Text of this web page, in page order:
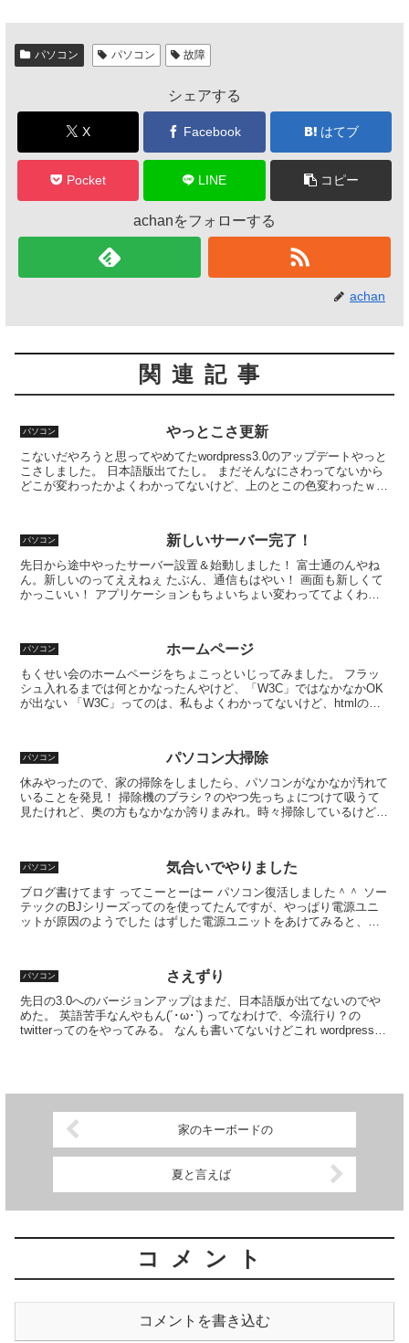
c
e
b
o
k
tt
er
e
パソコン パソコン 故障
シェアする
X Facebook はてブ
Pocket LINE コピー
achanをフォローする
achan
関連記事
パソコン やっとこさ更新
こないだやろうと思ってやめてたwordpress3.0のアップデートやっと
こさしました。 日本語版出てたし。 まだそんなにさわってないから
どこが変わったかよくわかってないけど、上のとこの色変わったｗ
パソコン 新しいサーバー完了！
先日から途中やったサーバー設置＆始動しました！ 富士通のんやね
ん。新しいのってええねぇ たぶん、通信もはやい！ 画面も新しくて
かっこいい！ アプリケーションもちょいちょい変わっててよくわか
パソコン ホームページ
もくせい会のホームページをちょこっといじってみました。 フラッ
シュ入れるまでは何とかなったんやけど、「W3C」ではなかなかOK
が出ない 「W3C」ってのは、私もよくわかってないけど、htmlの書
パソコン パソコン大掃除
休みやったので、家の掃除をしましたら、パソコンがなかなか汚れて
いることを発見！ 掃除機のブラシ？のやつ先っちょにつけて吸うて
見たけれど、奥の方もなかなか誇りまみれ。時々掃除しているけど、
パソコン 気合いでやりました
ブログ書けてます ってこーとーはー パソコン復活しました＾＾ ソー
テックのBJシリーズってのを使ってたんですが、やっぱり電源ユニ
ットが原因のようでした はずした電源ユニットをあけてみると、ポ
パソコン さえずり
先日の3.0へのバージョンアップはまだ、日本語版が出てないのでや
めた。 英語苦手なんやもん(´･ω･`) ってなわけで、今流行り？の
twitterってのをやってみる。 なんも書いてないけどこれ wordpressと
家のキーボードの
夏と言えば
コメント
コメントを書き込む